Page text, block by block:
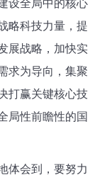
设全局中的核心
略科技力量，提
展战略，加快实
求为导向，集聚
打赢关键核心技
局性前瞻性的国
体会到，要努力